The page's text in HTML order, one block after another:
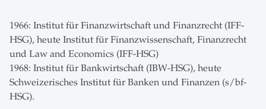
1966: Institut für Finanzwirtschaft und Finanzrecht (IFF-
HSG), heute Institut für Finanzwissenschaft, Finanzrecht
und Law and Economics (IFF-HSG)
1968: Institut für Bankwirtschaft (IBW-HSG), heute
Schweizerisches Institut für Banken und Finanzen (s/bf-
HSG).